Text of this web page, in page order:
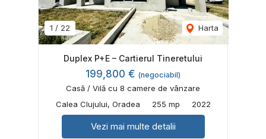
1 / 22 Harta
Duplex P+E – Cartierul Tineretului
199,800 € (negociabil)
Casă / Vilă cu 8 camere de vânzare
Calea Clujului, Oradea
255 mp 2022
Vezi mai multe detalii